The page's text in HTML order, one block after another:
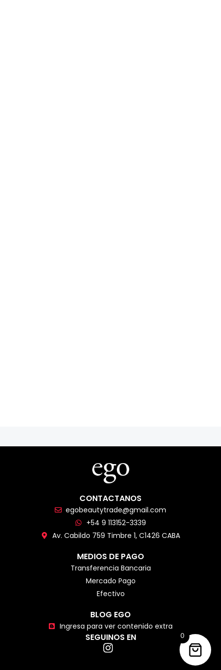
CONTACTANOS
egobeautytrade@gmail.com
+54 9 113152-3339
Av. Cabildo 759 Timbre 1, C1426 CABA
MEDIOS DE PAGO
Transferencia Bancaria
Mercado Pago
Efectivo
BLOG EGO
Ingresa para ver contenido extra
SEGUINOS EN 0